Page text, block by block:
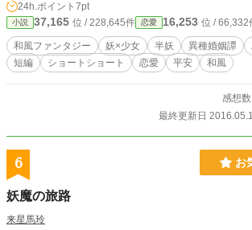
24h.ポイント 7pt
小説 37,165 位 / 228,645件 恋愛 16,253 位 / 66,332
和風ファンタジー 妖×少女 半妖 異種婚姻譚
短編
ショートショート 恋愛 平安 和風
感想
最終更新日
6 お
妖魔の旅路
来星馬玲